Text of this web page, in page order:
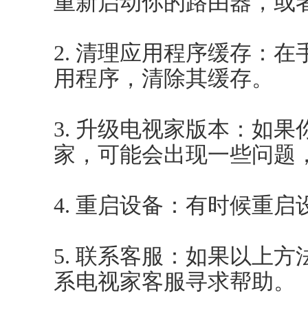
2. 清理应用程序缓存：在
用程序，清除其缓存。
3. 升级电视家版本：如果
家，可能会出现一些问题
4. 重启设备：有时候重启
5. 联系客服：如果以上方
系电视家客服寻求帮助。